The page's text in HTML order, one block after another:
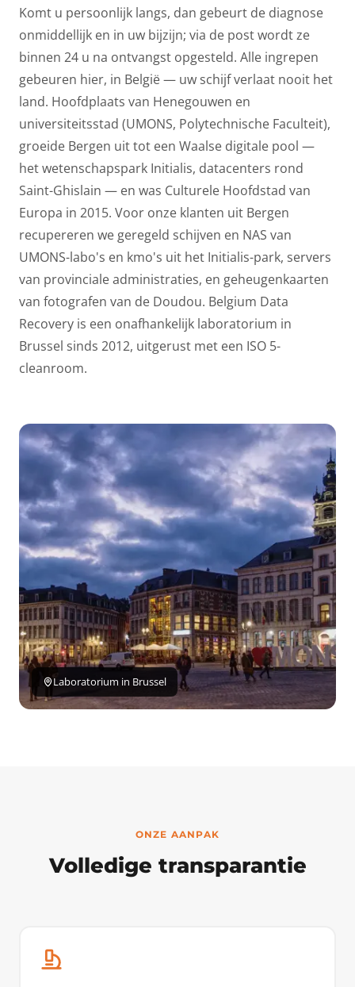
Komt u persoonlijk langs, dan gebeurt de diagnose
onmiddellijk en in uw bijzijn; via de post wordt ze
binnen 24 u na ontvangst opgesteld. Alle ingrepen
gebeuren hier, in België — uw schijf verlaat nooit het
land. Hoofdplaats van Henegouwen en
universiteitsstad (UMONS, Polytechnische Faculteit),
groeide Bergen uit tot een Waalse digitale pool —
het wetenschapspark Initialis, datacenters rond
Saint-Ghislain — en was Culturele Hoofdstad van
Europa in 2015. Voor onze klanten uit Bergen
recupereren we geregeld schijven en NAS van
UMONS-labo's en kmo's uit het Initialis-park, servers
van provinciale administraties, en geheugenkaarten
van fotografen van de Doudou. Belgium Data
Recovery is een onafhankelijk laboratorium in
Brussel sinds 2012, uitgerust met een ISO 5-
cleanroom.
Laboratorium in Brussel
ONZE AANPAK
Volledige transparantie